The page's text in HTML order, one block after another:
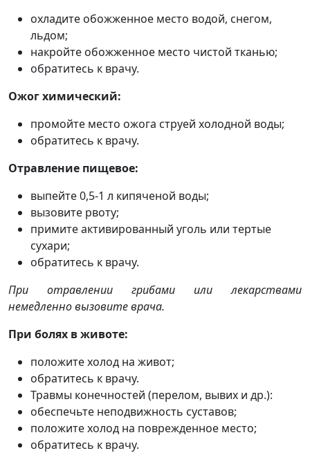
охладите обожженное место водой, снегом,
льдом;
накройте обожженное место чистой тканью;
обратитесь к врачу.
Ожог химический:
промойте место ожога струей холодной воды;
обратитесь к врачу.
Отравление пищевое:
выпейте 0,5-1 л кипяченой воды;
вызовите рвоту;
примите активированный уголь или тертые
сухари;
обратитесь к врачу.
При отравлении грибами или лекарствами
немедленно вызовите врача.
При болях в животе:
положите холод на живот;
обратитесь к врачу.
Травмы конечностей (перелом, вывих и др.):
обеспечьте неподвижность суставов;
положите холод на поврежденное место;
обратитесь к врачу.